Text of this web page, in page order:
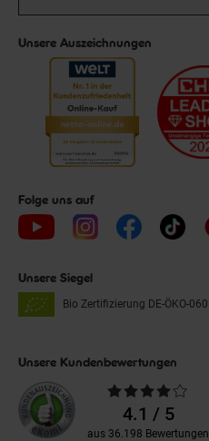
Unsere Auszeichnungen
Folge uns auf
Unsere Siegel
Bio Zertifizierung DE-ÖKO-060
Unsere Kundenbewertungen
Durchschnittliche
Bewertungen4.1 / 5
aus 36.198 Bewertungen